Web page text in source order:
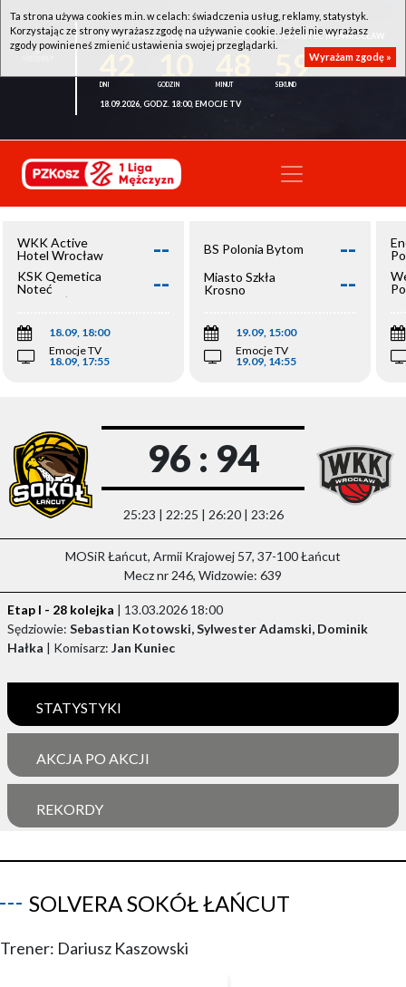
WKK ACTIVE HOTEL WROCŁAW - KSK QEMETICA NOTEĆ INOWROCŁAW
59
18.09.2026, GODZ. 18:00, EMOCJE TV
WKK Active
Hotel Wrocław
--
KSK Qemetica
Noteć
Inowrocław
--
18.09, 18:00
Emocje TV
18.09, 17:55
BS Polonia Bytom --
Miasto Szkła
Krosno
--
19.09, 15:00
Emocje TV
19.09, 14:55
96 : 94
25:23 | 22:25 | 26:20 | 23:26
MOSiR Łańcut, Armii Krajowej 57, 37-100 Łańcut
Mecz nr 246, Widzowie: 639
Etap I - 28 kolejka | 13.03.2026 18:00
Sędziowie: Sebastian Kotowski, Sylwester Adamski, Dominik
Hałka | Komisarz: Jan Kuniec
STATYSTYKI
AKCJA PO AKCJI
REKORDY
SOLVERA SOKÓŁ ŁAŃCUT
Trener: Dariusz Kaszowski
Ta strona używa cookies m.in. w celach: świadczenia usług, reklamy, statystyk.
Korzystając ze strony wyrażasz zgodę na używanie cookie. Jeżeli nie wyrażasz
zgody powinieneś zmienić ustawienia swojej przeglądarki.
Wyrażam zgodę »